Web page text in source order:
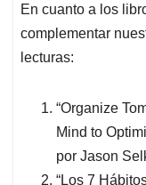
En cuanto a los
complementar
lecturas:
“Organize
Mind to
por Jason
“Los 7